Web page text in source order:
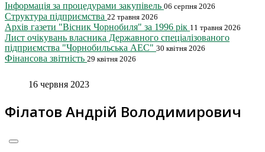
Інформація за процедурами закупівель 06 серпня 2026
Структура підприємства 22 травня 2026
Архів газети "Вісник Чорнобиля" за 1996 рік 11 травня 2026
Лист очікувань власника Державного спеціалізованого
підприємства "Чорнобильська АЕС" 30 квітня 2026
Фінансова звітність 29 квітня 2026
16 червня 2023
Філатов Андрій Володимирович